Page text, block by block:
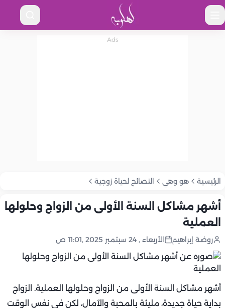
الرئيسية هو وهي النصائح لحياة زوجية
أشهر مشاكل السنة الأولى من الزواج وحلولها
العملية
روضة إبراهيم الأربعاء , 24 سبتمبر 2025 ,11:01 ص
أشهر مشاكل السنة الأولى من الزواج وحلولها العملية. الزواج
بداية حياة جديدة، مليئة بالمحبة والآمال، لكن في نفس الوقت